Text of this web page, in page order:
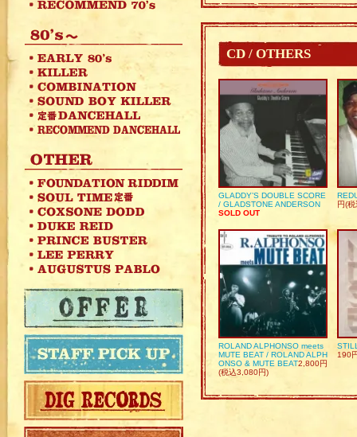
CD / OTHERS
GLADDY’S DOUBLE SCORE
/ GLADSTONE ANDERSON
SOLD OUT
円(
ROLAND ALPHONSO meets
MUTE BEAT / ROLAND ALPH
ONSO & MUTE BEAT2,800円
(税込3,080円)
190